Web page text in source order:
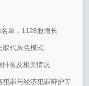
单，1128股增长
取代灰色模式
排名及相关情况
犯罪与经济犯罪辩护等